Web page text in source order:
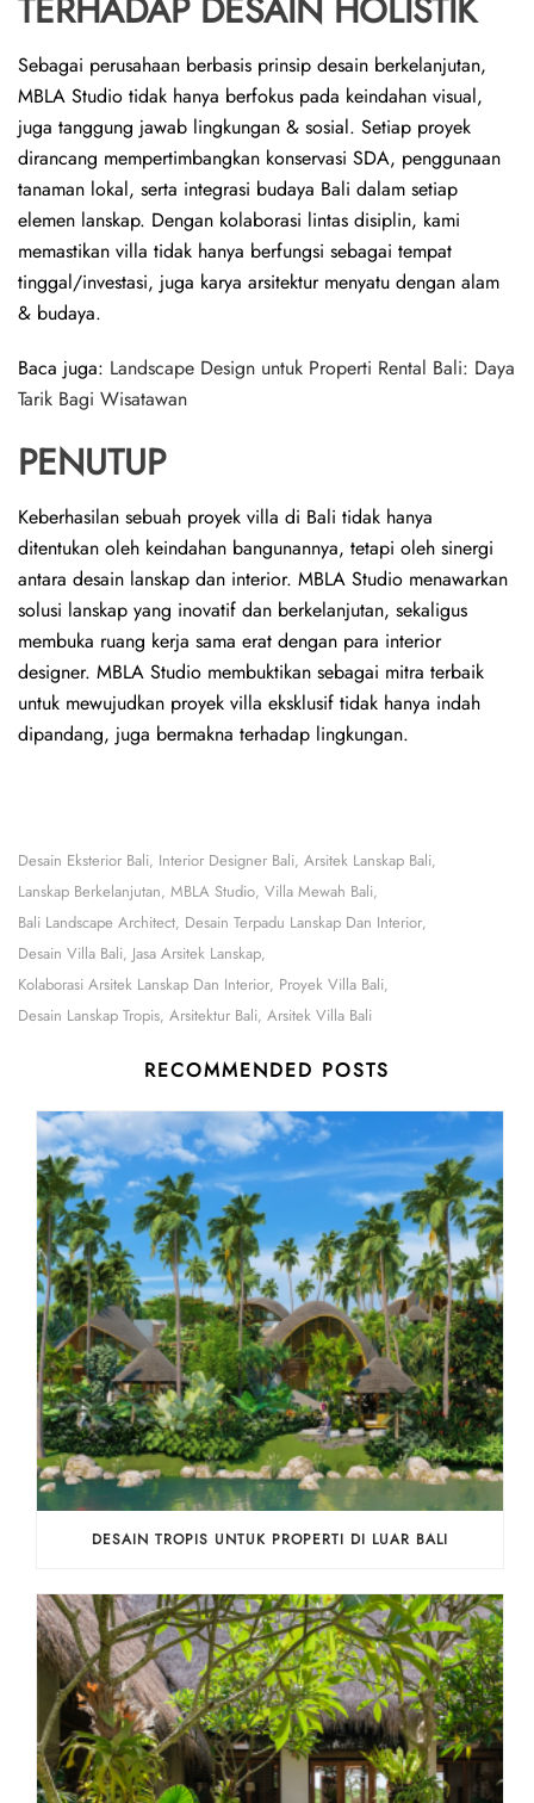
Sebagai perusahaan berbasis prinsip desain berkelanjutan,
MBLA Studio tidak hanya berfokus pada keindahan visual,
juga tanggung jawab lingkungan & sosial. Setiap proyek
dirancang mempertimbangkan konservasi SDA, penggunaan
tanaman lokal, serta integrasi budaya Bali dalam setiap
elemen lanskap. Dengan kolaborasi lintas disiplin, kami
memastikan villa tidak hanya berfungsi sebagai tempat
tinggal/investasi, juga karya arsitektur menyatu dengan alam
& budaya.
Baca juga: Landscape Design untuk Properti Rental Bali: Daya
Tarik Bagi Wisatawan
PENUTUP
Keberhasilan sebuah proyek villa di Bali tidak hanya
ditentukan oleh keindahan bangunannya, tetapi oleh sinergi
antara desain lanskap dan interior. MBLA Studio menawarkan
solusi lanskap yang inovatif dan berkelanjutan, sekaligus
membuka ruang kerja sama erat dengan para interior
designer. MBLA Studio membuktikan sebagai mitra terbaik
untuk mewujudkan proyek villa eksklusif tidak hanya indah
dipandang, juga bermakna terhadap lingkungan.
Desain Eksterior Bali, Interior Designer Bali, Arsitek Lanskap Bali,
Lanskap Berkelanjutan, MBLA Studio, Villa Mewah Bali,
Bali Landscape Architect, Desain Terpadu Lanskap Dan Interior,
Desain Villa Bali, Jasa Arsitek Lanskap,
Kolaborasi Arsitek Lanskap Dan Interior, Proyek Villa Bali,
Desain Lanskap Tropis, Arsitektur Bali, Arsitek Villa Bali
RECOMMENDED POSTS
DESAIN TROPIS UNTUK PROPERTI DI LUAR BALI